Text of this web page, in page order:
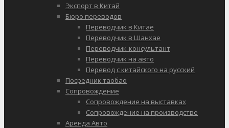
Экспорт в Китай
Бюро переводов
Переводчик в Китае
Переводчик в Шанхае
Переводчик-консультант
Переводчик на авто
Перевод с китайского на русский
Посредник таобао
Сопровождение
Сопровождение на выставках
Сопровождение на производстве
Аренда Авто